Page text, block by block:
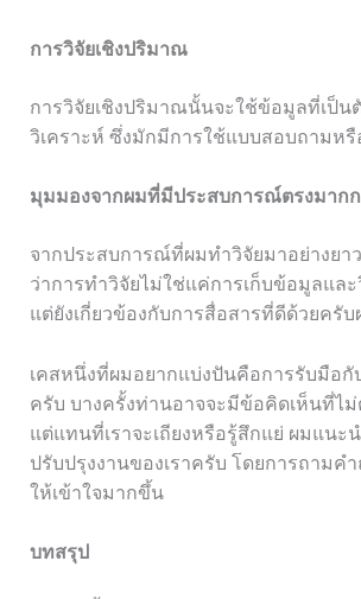
การวิจัยเชิงปริมาณ
การวิจัยเชิงปริมาณนั้นจะใช้ข้อมูลที่เป็น
วิเคราะห์ ซึ่งมักมีการใช้แบบสอบถามห
มุมมองจากผมที่มีประสบการณ์ตรงมากก
จากประสบการณ์ที่ผมทำวิจัยมาอย่างยา
ว่าการทำวิจัยไม่ใช่แค่การเก็บข้อมูลและ
แต่ยังเกี่ยวข้องกับการสื่อสารที่ดีด้วยครับ
เคสหนึ่งที่ผมอยากแบ่งปันคือการรับมือกั
ครับ บางครั้งท่านอาจจะมีข้อคิดเห็นที่ไม่
แต่แทนที่เราจะเถียงหรือรู้สึกแย่ ผมแนะ
ปรับปรุงงานของเราครับ โดยการถามคำ
ให้เข้าใจมากขึ้น
บทสรุป